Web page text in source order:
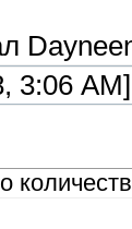
3:06 AM]